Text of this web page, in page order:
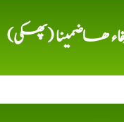
ھاضمینا (پھکی)